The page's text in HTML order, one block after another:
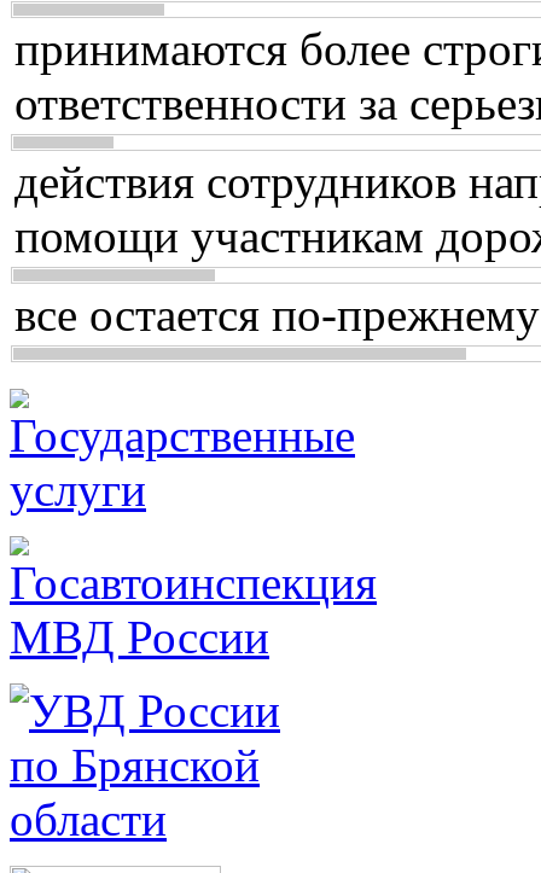
принимаются более
ответственности за
действия сотрудников
помощи участникам
все остается по-